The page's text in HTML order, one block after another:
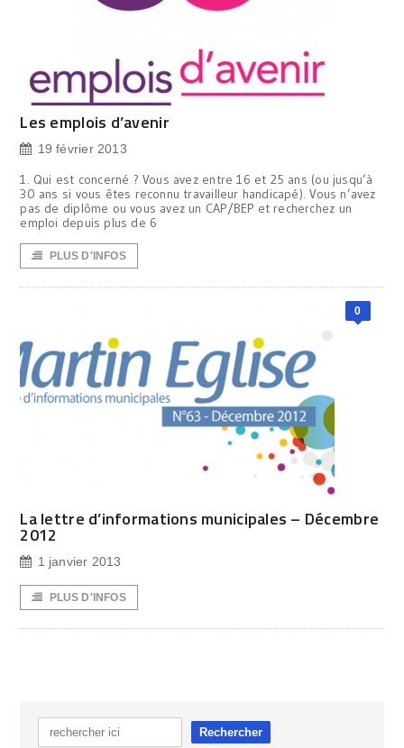
Les emplois d’avenir
19 février 2013
1. Qui est concerné ? Vous avez entre 16 et 25 ans (ou jusqu’à
30 ans si vous êtes reconnu travailleur handicapé). Vous n’avez
pas de diplôme ou vous avez un CAP/BEP et recherchez un
emploi depuis plus de 6
PLUS D'INFOS
0
La lettre d’informations municipales – Décembre
2012
1 janvier 2013
PLUS D'INFOS